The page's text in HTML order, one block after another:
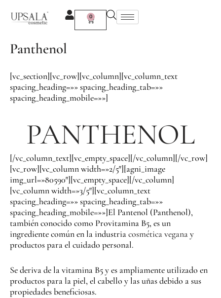
contenido
0
Carrito
Panthenol
[vc_section][vc_row][vc_column][vc_column_text
spacing_heading=»» spacing_heading_tab=»»
spacing_heading_mobile=»»]
PANTHENOL
[/vc_column_text][vc_empty_space][/vc_column][/vc_row]
[vc_row][vc_column width=»2/5″][agni_image
img_url=»80590″][vc_empty_space][/vc_column]
[vc_column width=»3/5″][vc_column_text
spacing_heading=»» spacing_heading_tab=»»
spacing_heading_mobile=»»]El Pantenol (Panthenol),
también conocido como Provitamina B5, es un
ingrediente común en la industriacosmética veganay
productos para el cuidado personal.
Se deriva de la vitamina B5 y es ampliamente utilizado en
productos para la piel, el cabello y las uñas debido a sus
propiedades beneficiosas.